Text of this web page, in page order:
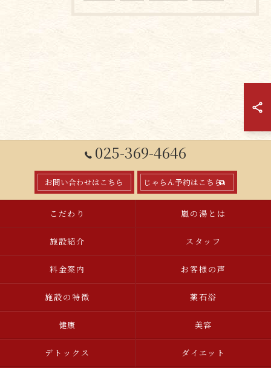
025-369-4646
お問い合わせはこちら じゃらん予約はこちら
こだわり 嵐の湯とは
施設紹介 スタッフ
料金案内 お客様の声
施設の特徴 薬石浴
健康 美容
デトックス ダイエット